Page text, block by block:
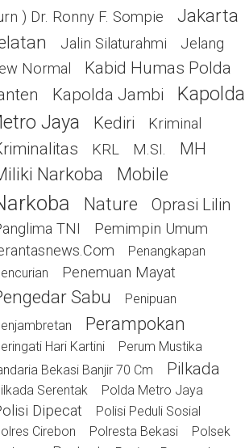
) Dr. Ronny F. Sompie
Jakarta
Jalin Silaturahmi
Jelang
Normal
Kabid Humas Polda
Kapolda Jambi
Kapolda
Jaya
Kediri Kriminal
KRL M.SI. MH
Narkoba Mobile
Nature Oprasi Lilin
TNI
Pemimpin Umum
Penangkapan
Penemuan Mayat
Sabu
Penipuan
Perampokan
Hari Kartini
Perum Mustika
Bekasi Banjir 70 Cm
Pilkada
Serentak Polda Metro Jaya
Dipecat
Polisi Peduli Sosial
Cirebon
Polresta Bekasi
Polsek